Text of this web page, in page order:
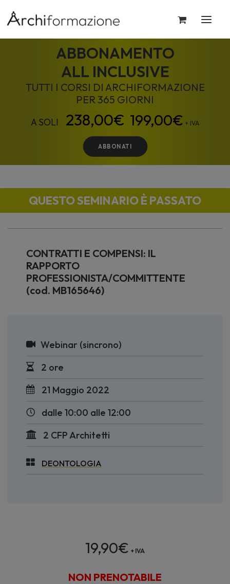
ABBONAMENTO
ALL INCLUSIVE
TUTTI I CORSI DI ARCHIFORMAZIONE
PER 365 GIORNI
199,00€ + IVA
ABBONATI
QUESTO SEMINARIO È PASSATO
CONTRATTI E COMPENSI: IL
RAPPORTO
PROFESSIONISTA/COMMITTENTE
(cod. MB165646)
Webinar (sincrono)
2 ore
21 Maggio 2022
dalle 10:00 alle 12:00
2 CFP Architetti
DEONTOLOGIA
19,90€ + IVA
NON PRENOTABILE